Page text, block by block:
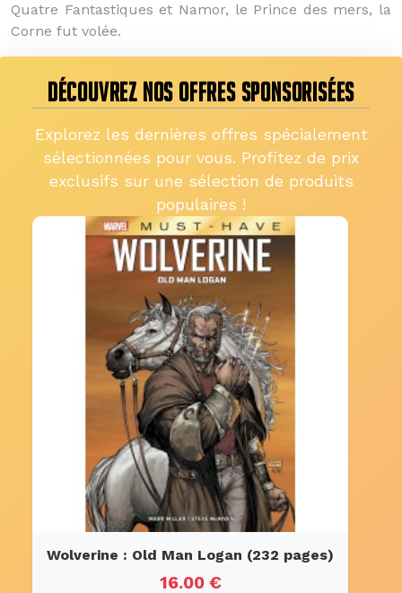
Quatre Fantastiques et Namor, le Prince des mers, la
Corne fut volée.
DÉCOUVREZ NOS OFFRES SPONSORISÉES
Explorez les dernières offres spécialement
sélectionnées pour vous. Profitez de prix
exclusifs sur une sélection de produits
populaires !
Wolverine : Old Man Logan (232 pages)
16.00 €